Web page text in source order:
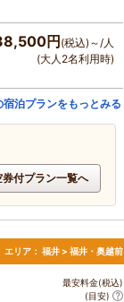
円 (税込)～/人
(大人2名利用時)
宿泊プランをもっとみる
券付プラン一覧へ
エリア： 福井 > 福井・奥越前
最安料金(税込)
(目安)